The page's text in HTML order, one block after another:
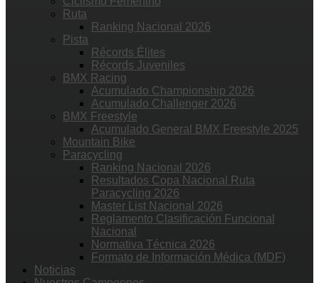
Ruta
Ranking Nacional 2026
Pista
Récords Élites
Récords Juveniles
BMX Racing
Acumulado Championship 2026
Acumulado Challenger 2026
BMX Freestyle
Acumulado General BMX Freestyle 2025
Mountain Bike
Paracycling
Ranking Nacional 2026
Resultados Copa Nacional Ruta
Paracycling 2026
Master List Nacional 2026
Reglamento Clasificación Funcional
Nacional
Normativa Técnica 2026
Formato de Información Médica (MDF)
Noticias